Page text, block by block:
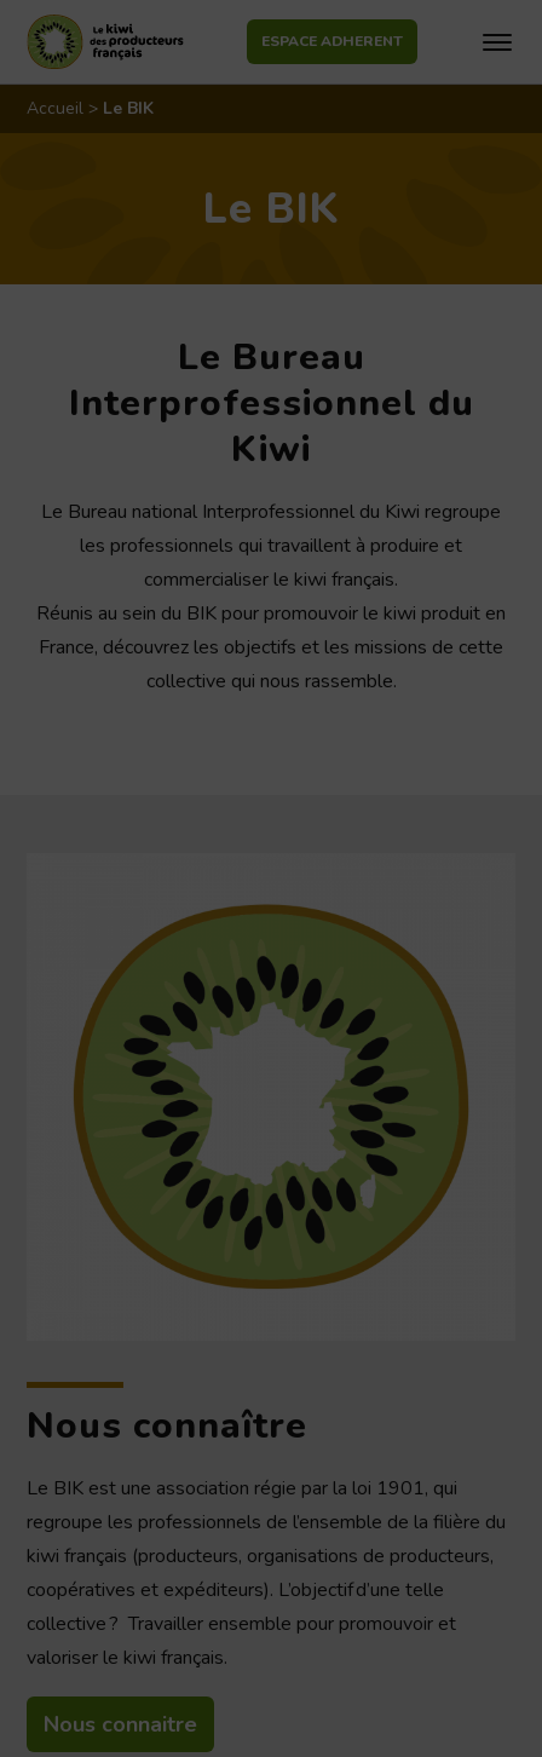
Aller
au
ESPACE ADHERENT
Accueil > Le BIK
Le BIK
Le Bureau
Interprofessionnel du
Kiwi
Le Bureau national Interprofessionnel du Kiwi regroupe
les professionnels qui travaillent à produire et
commercialiser le kiwi français.
Réunis au sein du BIK pour promouvoir le kiwi produit en
France, découvrez les objectifs et les missions de cette
collective qui nous rassemble.
Nous connaître
Le BIK est une association régie par la loi 1901, qui
regroupe les professionnels de l’ensemble de la filière du
kiwi français (producteurs, organisations de producteurs,
coopératives et expéditeurs). L’objectif d’une telle
collective ? Travailler ensemble pour promouvoir et
valoriser le kiwi français.
Nous connaitre